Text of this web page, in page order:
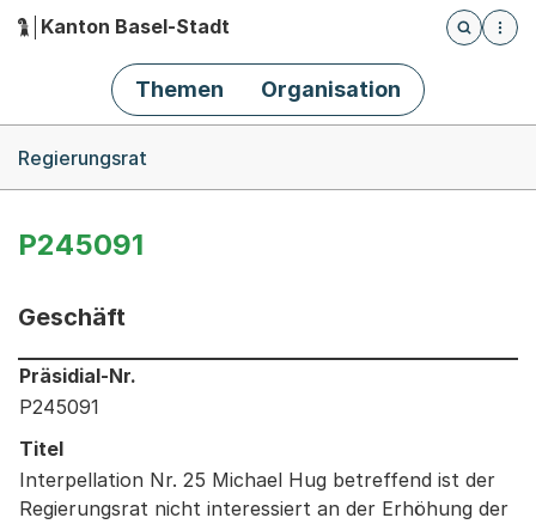
Hauptnavigation
Kanton Basel-Stadt
Öffnet
Themen Organisation
Regierungsrat
P245091
Geschäft
Informationen zum Ausgewählten Geschäft
Präsidial-Nr.
P245091
Titel
Interpellation Nr. 25 Michael Hug betreffend ist der
Regierungsrat nicht interessiert an der Erhöhung der